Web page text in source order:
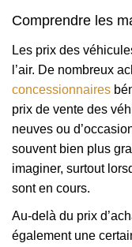
Comprendre les
Les prix des
l’air. De nombreux
concessionnaires
prix de vente des
neuves ou
souvent bien plus
imaginer, surtout
sont en cours.
Au-delà du prix
également une